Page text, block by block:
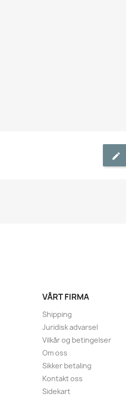
VÅRT FIRMA
Shipping
Juridisk advarsel
Vilkår og betingelser
Om oss
Sikker betaling
Kontakt oss
Sidekart